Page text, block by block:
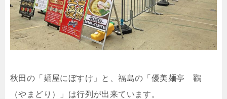
秋田の「麺屋にぼすけ」と、福島の「優美麺亭 鸐
（やまどり）」は行列が出来ています。